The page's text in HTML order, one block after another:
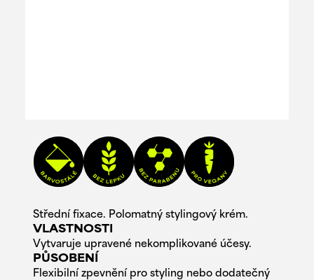
Střední fixace. Polomatný stylingový krém.
VLASTNOSTI
Vytvaruje upravené nekomplikované účesy.
PŮSOBENÍ
Flexibilní zpevnění pro styling nebo dodatečný